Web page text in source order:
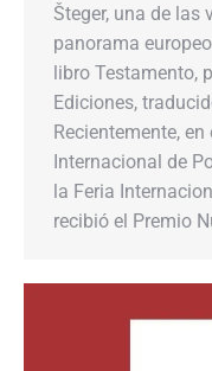
Šteger, una de las
panorama
libro Testamento,
Ediciones,
Recientemente,
Internacional de
la Feria
recibió el Premio